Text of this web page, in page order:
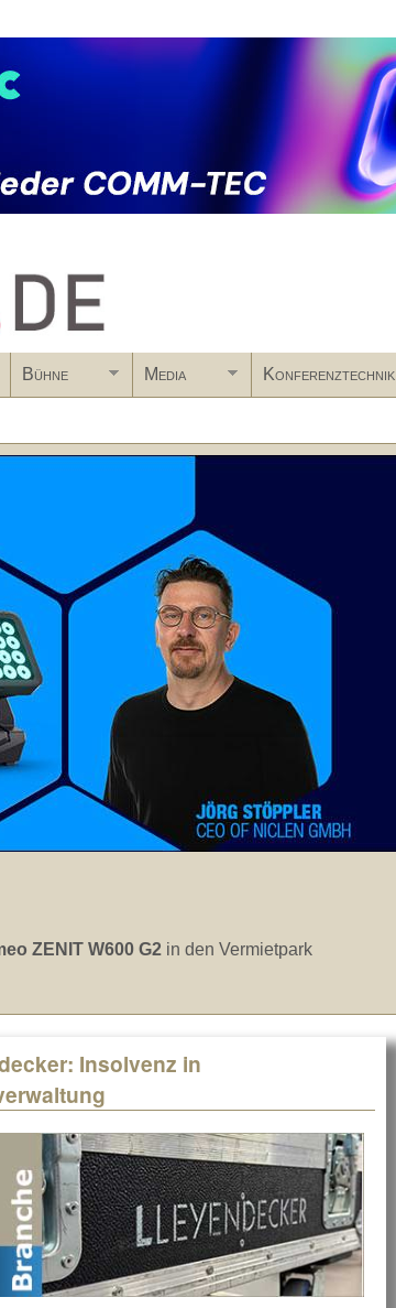
Bühne Media Konferenztechnik
gesetzt beimDesign seiner aktuellen
Insolvenz in